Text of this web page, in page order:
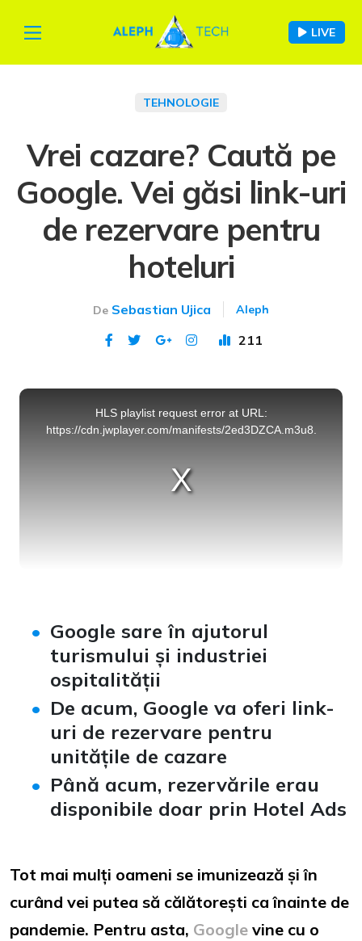
LIVE
TEHNOLOGIE
Vrei cazare? Caută pe
Google. Vei găsi link-uri
de rezervare pentru
hoteluri
De Sebastian Ujica Aleph
211
This
window.
HLS playlist request error at URL:
https://cdn.jwplayer.com/manifests/2ed3DZCA.m3u8.
Google sare în ajutorul
turismului și industriei
ospitalității
De acum, Google va oferi link-
uri de rezervare pentru
unitățile de cazare
Până acum, rezervările erau
disponibile doar prin Hotel Ads
Tot mai mulți oameni se imunizează și în
curând vei putea să călătorești ca înainte de
pandemie. Pentru asta, Google vine cu o